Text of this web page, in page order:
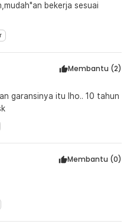
bekerja sesuai
Membantu (2)
garansinya itu lho.. 10 tahun
Membantu (0)